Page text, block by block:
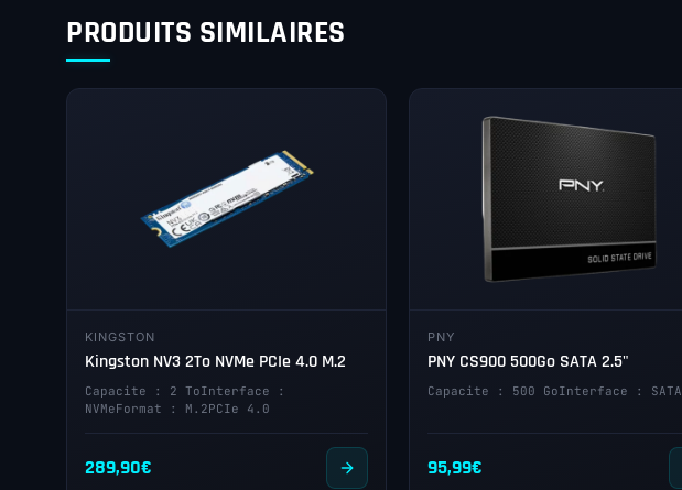
PRODUITS SIMILAIRES
KINGSTON
Kingston NV3 2To NVMe PCIe 4.0 M.2
Capacite : 2 ToInterface :
NVMeFormat : M.2PCIe 4.0
289,90€
PNY
PNY CS900 500Go SATA 2.5"
Capacite : 500 GoInterface : SATA
95,99€